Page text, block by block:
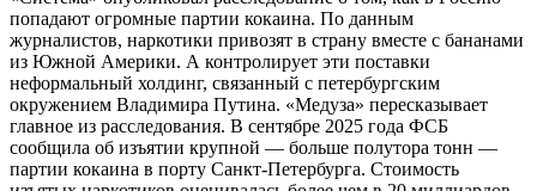
попадают огромные партии кокаина. По данным
журналистов, наркотики привозят в страну вместе с бананами
из Южной Америки. А контролирует эти поставки
неформальный холдинг, связанный с петербургским
окружением Владимира Путина. «Медуза» пересказывает
главное из расследования. В сентябре 2025 года ФСБ
сообщила об изъятии крупной — больше полутора тонн —
партии кокаина в порту Санкт-Петербурга. Стоимость